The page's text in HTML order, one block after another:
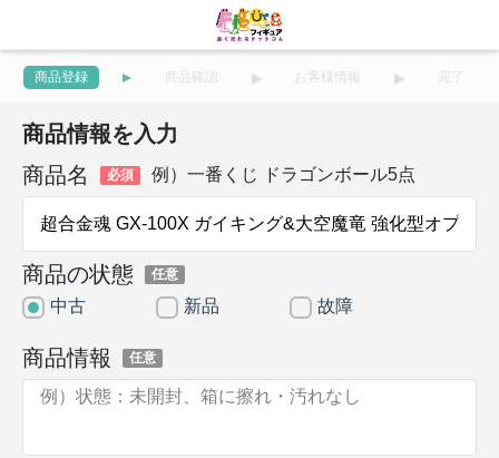
商品登録 商品確認 お客様情報 完了
商品情報を入力
商品名
必須 例）一番くじ ドラゴンボール5点
商品の状態 任意
中古 新品 故障
商品情報 任意